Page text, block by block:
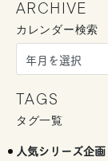
ARCHIVE
カレンダー検索
TAGS
タグ一覧
人気シリーズ企画